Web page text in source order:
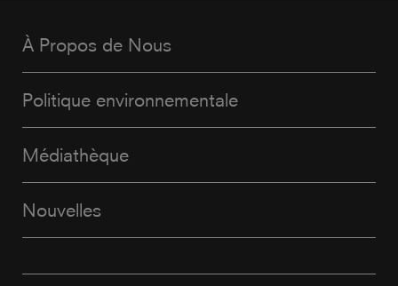
À Propos de Nous
Politique environnementale
Médiathèque
Nouvelles